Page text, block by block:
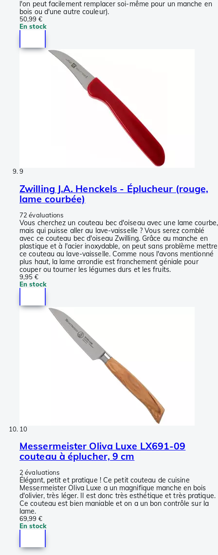
l'on peut facilement remplacer soi-même pour un manche en
bois ou d'une autre couleur).
50,99 €
En stock
9
Zwilling J.A. Henckels - Éplucheur (rouge,
lame courbée)
72 évaluations
Vous cherchez un couteau bec d'oiseau avec une lame courbe,
mais qui puisse aller au lave-vaisselle ? Vous serez comblé
avec ce couteau bec d'oiseau Zwilling. Grâce au manche en
plastique et à l'acier inoxydable, on peut sans problème mettre
ce couteau au lave-vaisselle. Comme nous l'avons mentionné
plus haut, la lame arrondie est franchement géniale pour
couper ou tourner les légumes durs et les fruits.
9,95 €
En stock
10
Messermeister Oliva Luxe LX691-09
couteau à éplucher, 9 cm
2 évaluations
Élégant, petit et pratique ! Ce petit couteau de cuisine
Messermeister Oliva Luxe a un magnifique manche en bois
d'olivier, très léger. Il est donc très esthétique et très pratique.
Ce couteau est bien maniable et on a un bon contrôle sur la
lame.
69,99 €
En stock